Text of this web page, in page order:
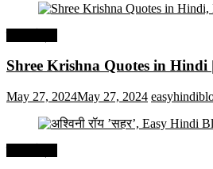
Shree Krishna Quotes in Hindi |
May 27, 2024May 27, 2024